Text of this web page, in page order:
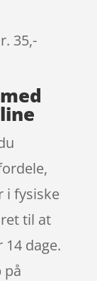
35,-
i fysiske
til at
dage.
på